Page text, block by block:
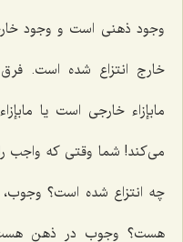
وجود ذهنی است و وجود
خارج انتزاع شده است.
مابإزاء خارجی است یا
می‌کند! شما وقتی که واجب
چه انتزاع شده است؟
هست؟ وجوب در ذهن